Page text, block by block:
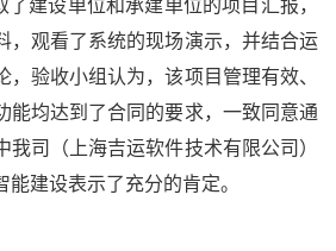
建设单位和承建单位的项目汇报，
，观看了系统的现场演示，并结合运
，验收小组认为，该项目管理有效、
能均达到了合同的要求，一致同意通
我司（上海吉运软件技术有限公司）
建设表示了充分的肯定。